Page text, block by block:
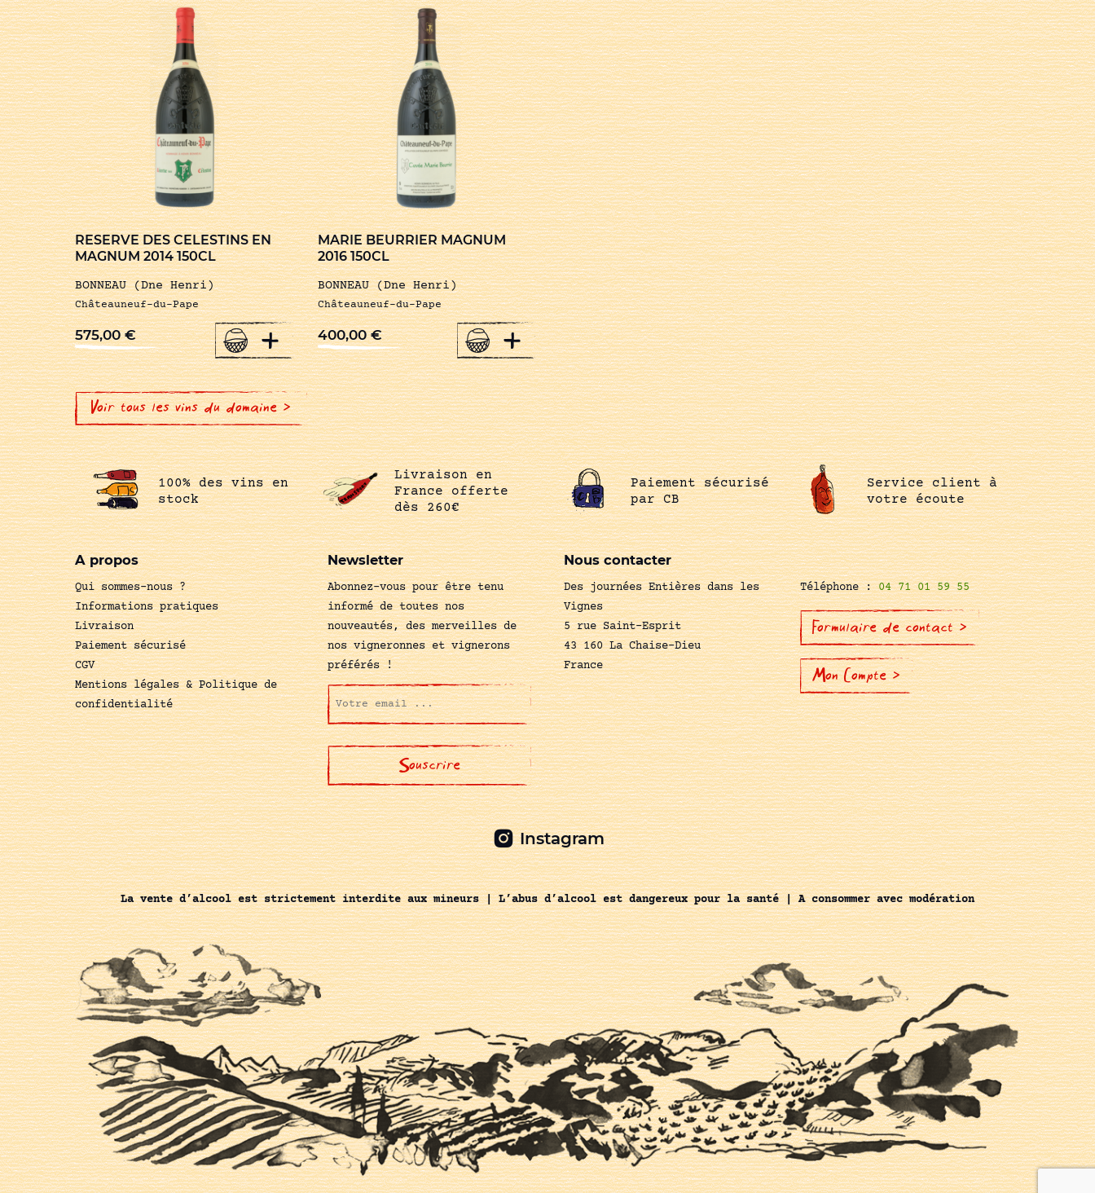
RESERVE DES CELESTINS EN
MAGNUM 2014 150CL
BONNEAU (Dne Henri)
Châteauneuf-du-Pape
575,00€ +
MARIE BEURRIER MAGNUM
2016 150CL
BONNEAU (Dne Henri)
Châteauneuf-du-Pape
400,00€ +
Voir tous les vins du domaine >
100% des vins en
stock
Livraison en
France offerte
dès 260€
Paiement sécurisé
par CB
Service client à
votre écoute
A propos
Qui sommes-nous ?
Informations pratiques
Livraison
Paiement sécurisé
CGV
Mentions légales & Politique de
confidentialité
Newsletter
Abonnez-vous pour être tenu
informé de toutes nos
nouveautés, des merveilles de
nos vigneronnes et vignerons
préférés !
Nous contacter
Des journées Entières dans les
Vignes
5 rue Saint-Esprit
43 160 La Chaise-Dieu
France
Téléphone :04 71 01 59 55
Formulaire de contact >
Mon Compte >
Instagram
La vente d’alcool est strictement interdite aux mineurs | L’abus d’alcool est dangereux pour la santé | A consommer avec modération